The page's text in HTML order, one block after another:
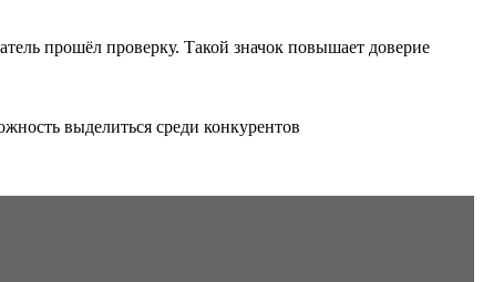
прошёл проверку. Такой значок повышает доверие
выделиться среди конкурентов